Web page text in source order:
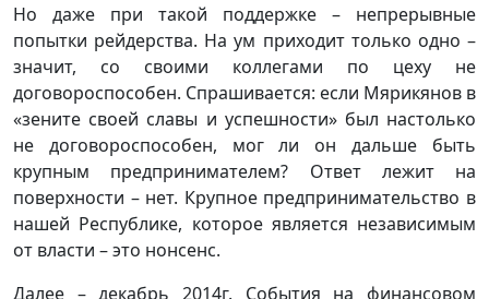
Но даже при такой поддержке – непрерывные
попытки рейдерства. На ум приходит только одно –
значит, со своими коллегами по цеху не
договороспособен. Спрашивается: если Мярикянов в
«зените своей славы и успешности» был настолько
не договороспособен, мог ли он дальше быть
крупным предпринимателем? Ответ лежит на
поверхности – нет. Крупное предпринимательство в
нашей Республике, которое является независимым
от власти – это нонсенс.
Далее – декабрь 2014г. События на финансовом